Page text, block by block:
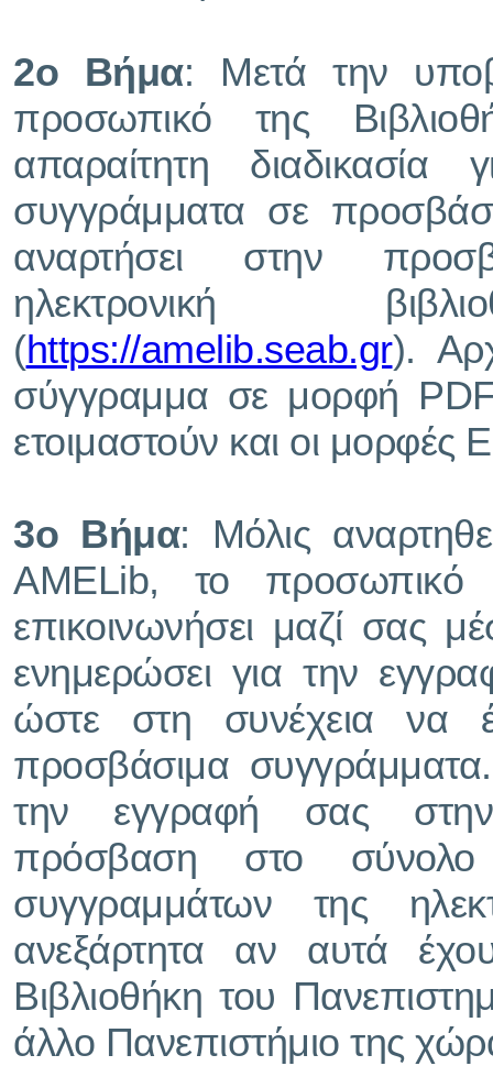
2ο Βήμα: Μετά την
προσωπικό της
απαραίτητη διαδικασία
συγγράμματα σε
αναρτήσει στην
ηλεκτρονική
(https://amelib.seab.gr).
σύγγραμμα σε μορφή
ετοιμαστούν και οι μορφές
3ο Βήμα: Μόλις
AMELib, το προσωπικό
επικοινωνήσει μαζί σας
ενημερώσει για την
ώστε στη συνέχεια να
προσβάσιμα συγγράμματα.
την εγγραφή σας
πρόσβαση στο
συγγραμμάτων της
ανεξάρτητα αν αυτά
Βιβλιοθήκη του
άλλο Πανεπιστήμιο της